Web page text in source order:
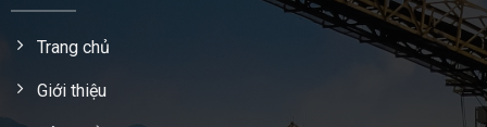
Trang chủ
Giới thiệu